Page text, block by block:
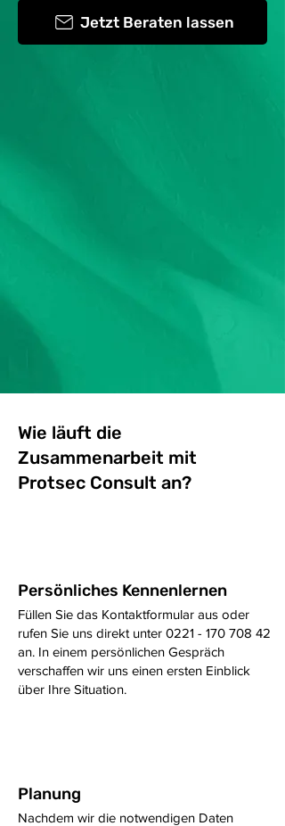
Jetzt Beraten lassen
Wie läuft die
Zusammenarbeit mit
Protsec Consult an?
Persönliches Kennenlernen
Füllen Sie das Kontaktformular aus oder
rufen Sie uns direkt unter 0221 - 170 708 42
an. In einem persönlichen Gespräch
verschaffen wir uns einen ersten Einblick
über Ihre Situation.
Planung
Nachdem wir die notwendigen Daten